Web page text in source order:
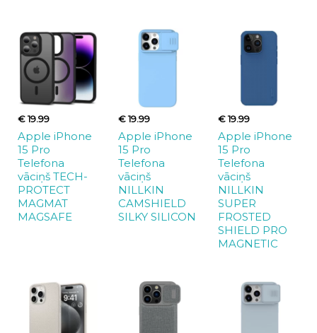
€ 19.99
Apple iPhone
15 Pro
Telefona
vāciņš TECH-
PROTECT
MAGMAT
MAGSAFE
€ 19.99
Apple iPhone
15 Pro
Telefona
vāciņš
NILLKIN
CAMSHIELD
SILKY SILICON
€ 19.99
Apple iPhone
15 Pro
Telefona
vāciņš
NILLKIN
SUPER
FROSTED
SHIELD PRO
MAGNETIC